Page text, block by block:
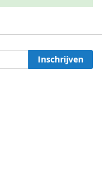
Inschrijven